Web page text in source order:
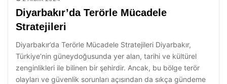
Diyarbakır’da Terörle Mücadele
Stratejileri
Diyarbakır’da Terörle Mücadele Stratejileri Diyarbakır,
Türkiye’nin güneydoğusunda yer alan, tarihi ve kültürel
zenginlikleri ile bilinen bir şehirdir. Ancak, bu bölge terör
olayları ve güvenlik sorunları açısından da sıkça gündeme